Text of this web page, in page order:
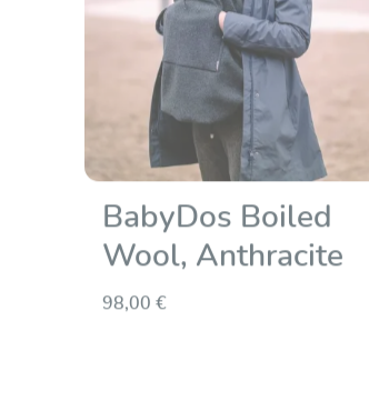
BabyDos Boiled
Wool, Anthracite
98,00 €